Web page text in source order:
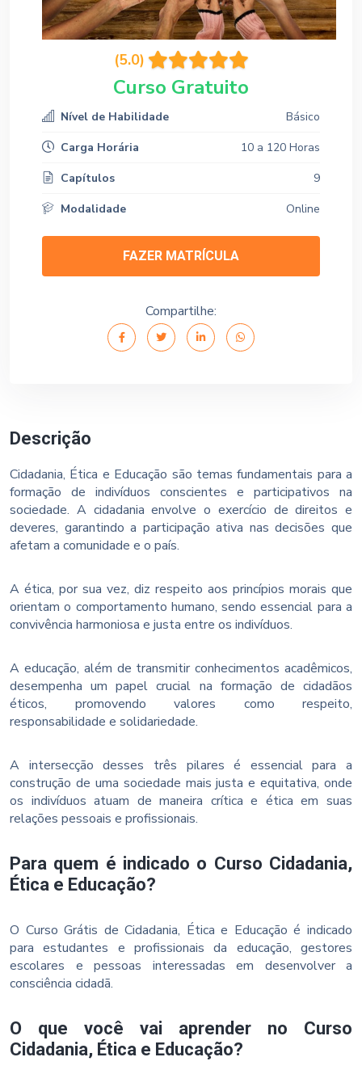
Descrição
Cidadania, Ética e Educação são temas fundamentais para a
formação de indivíduos conscientes e participativos na
sociedade. A cidadania envolve o exercício de direitos e
deveres, garantindo a participação ativa nas decisões que
afetam a comunidade e o país.
A ética, por sua vez, diz respeito aos princípios morais que
orientam o comportamento humano, sendo essencial para a
convivência harmoniosa e justa entre os indivíduos.
A educação, além de transmitir conhecimentos acadêmicos,
desempenha um papel crucial na formação de cidadãos
éticos, promovendo valores como respeito,
responsabilidade e solidariedade.
A intersecção desses três pilares é essencial para a
construção de uma sociedade mais justa e equitativa, onde
os indivíduos atuam de maneira crítica e ética em suas
relações pessoais e profissionais.
Para quem é indicado o Curso Cidadania,
Ética e Educação?
O Curso Grátis de Cidadania, Ética e Educação é indicado
para estudantes e profissionais da educação, gestores
escolares e pessoas interessadas em desenvolver a
consciência cidadã.
O que você vai aprender no Curso
Cidadania, Ética e Educação?
(5.0)
Curso Gratuito
Nível de Habilidade
Básico
Carga Horária
10 a 120 Horas
Capítulos
9
Modalidade
Online
FAZER MATRÍCULA
Compartilhe: